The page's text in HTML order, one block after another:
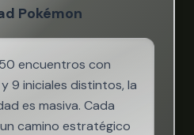
Pokémon
encuentros con
9 iniciales distintos, la
es masiva. Cada
camino estratégico